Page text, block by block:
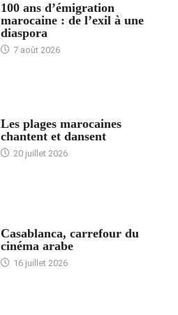
100 ans d’émigration
marocaine : de l’exil à une
diaspora
7 août 2026
Les plages marocaines
chantent et dansent
20 juillet 2026
Casablanca, carrefour du
cinéma arabe
16 juillet 2026